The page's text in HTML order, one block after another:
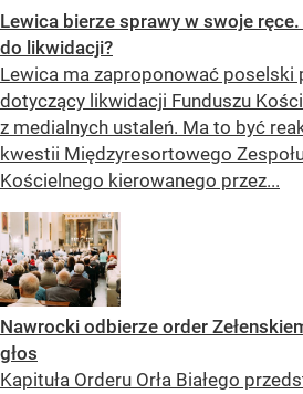
Lewica bierze sprawy w swoje
do likwidacji?
Lewica ma zaproponować poselski
dotyczący likwidacji Funduszu
z medialnych ustaleń. Ma to być
kwestii Międzyresortowego
Kościelnego kierowanego przez...
Nawrocki odbierze order
głos
Kapituła Orderu Orła Białego